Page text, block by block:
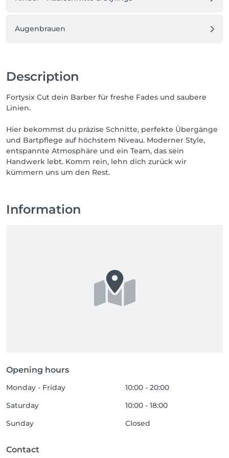
öffentliche Parkmöglichkeiten oder Parkhäuser in
Augenbrauen
Description
Fortysix Cut dein Barber für freshe Fades und saubere
Linien.
Hier bekommst du präzise Schnitte, perfekte Übergänge
und Bartpflege auf höchstem Niveau. Moderner Style,
entspannte Atmosphäre und ein Team, das sein
Handwerk lebt. Komm rein, lehn dich zurück wir
kümmern uns um den Rest.
Information
Opening hours
Monday - Friday
10:00 - 20:00
Saturday
10:00 - 18:00
Sunday
Closed
Contact